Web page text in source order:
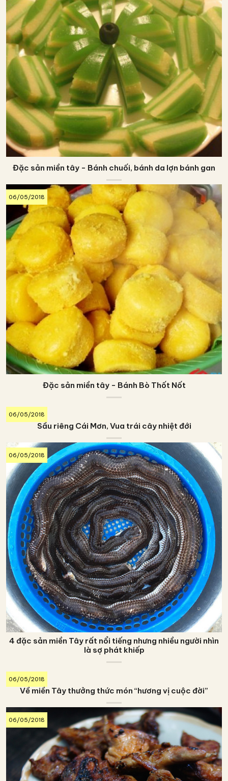
Đặc sản miền tây - Bánh chuối, bánh da lợn bánh gan
06/05/2018
Đặc sản miền tây - Bánh Bò Thốt Nốt
06/05/2018
Sầu riêng Cái Mơn, Vua trái cây nhiệt đới
06/05/2018
4 đặc sản miền Tây rất nổi tiếng nhưng nhiều người nhìn
là sợ phát khiếp
06/05/2018
Về miền Tây thưởng thức món “hương vị cuộc đời”
06/05/2018